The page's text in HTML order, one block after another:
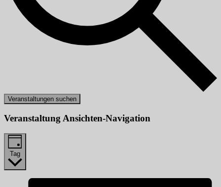
Veranstaltungen suchen
Veranstaltung Ansichten-Navigation
Tag